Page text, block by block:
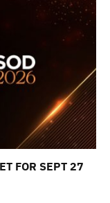
FOR SEPT 27